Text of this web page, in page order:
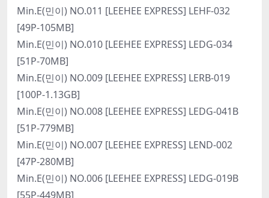
Min.E(민이) NO.011 [LEEHEE EXPRESS] LEHF-032
[49P-105MB]
Min.E(민이) NO.010 [LEEHEE EXPRESS] LEDG-034
[51P-70MB]
Min.E(민이) NO.009 [LEEHEE EXPRESS] LERB-019
[100P-1.13GB]
Min.E(민이) NO.008 [LEEHEE EXPRESS] LEDG-041B
[51P-779MB]
Min.E(민이) NO.007 [LEEHEE EXPRESS] LEND-002
[47P-280MB]
Min.E(민이) NO.006 [LEEHEE EXPRESS] LEDG-019B
[55P-449MB]